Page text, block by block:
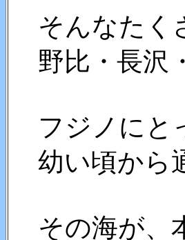
そんなたく
野比・長沢
フジノにと
幼い頃から
その海が、